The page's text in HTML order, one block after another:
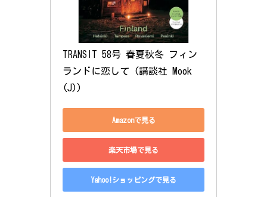
TRANSIT 58号 春夏秋冬 フィン
ランドに恋して (講談社 Mook
(J))
Amazonで見る
楽天市場で見る
Yahoo!ショッピングで見る